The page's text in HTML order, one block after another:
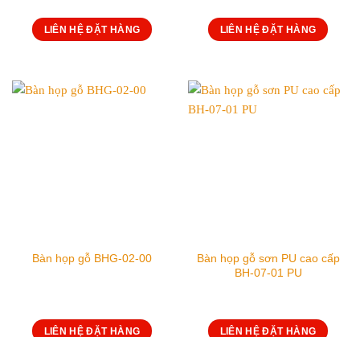
LIÊN HỆ ĐẶT HÀNG LIÊN HỆ ĐẶT HÀNG
Bàn họp gỗ BHG-02-00
LIÊN HỆ ĐẶT HÀNG
Bàn họp gỗ sơn PU cao cấp
BH-07-01 PU
LIÊN HỆ ĐẶT HÀNG